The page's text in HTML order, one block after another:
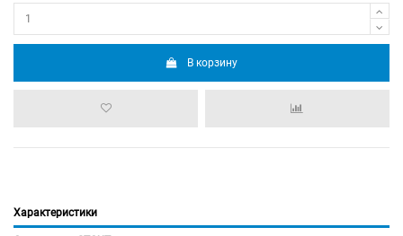
В корзину
Характеристики